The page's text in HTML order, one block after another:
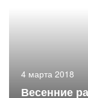
4 марта 2018
Весенние